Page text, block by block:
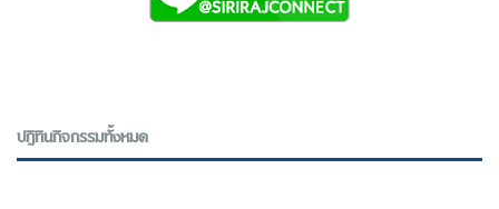
ปฎิทินกิจกรรมทั้งหมด